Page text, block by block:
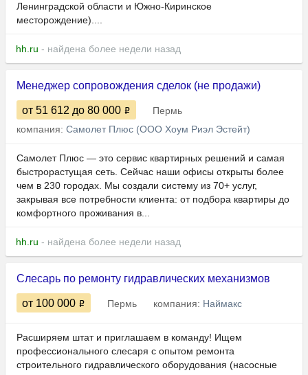
Ленинградской области и Южно-Киринское
месторождение)....
hh.ru - найдена более недели назад
Менеджер сопровождения сделок (не продажи)
от 51 612 до 80 000
Пермь
компания: Самолет Плюс (ООО Хоум Риэл Эстейт)
Самолет Плюс — это сервис квартирных решений и самая
быстрорастущая сеть. Сейчас наши офисы открыты более
чем в 230 городах. Мы создали систему из 70+ услуг,
закрывая все потребности клиента: от подбора квартиры до
комфортного проживания в...
hh.ru - найдена более недели назад
Слесарь по ремонту гидравлических механизмов
от 100 000 Пермь компания: Наймакс
Расширяем штат и приглашаем в команду! Ищем
профессионального слесаря с опытом ремонта
строительного гидравлического оборудования (насосные